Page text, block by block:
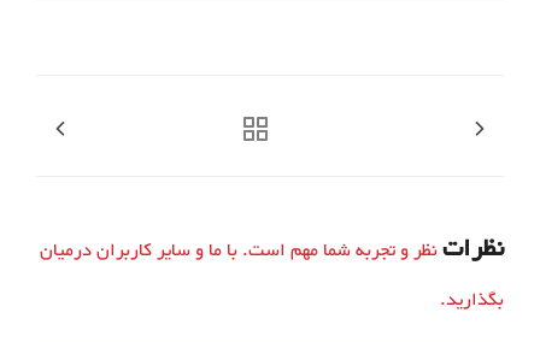
نظراتنظر و تجربه شما مهم است. با ما و سایر کاربران درمیان
بگذارید.